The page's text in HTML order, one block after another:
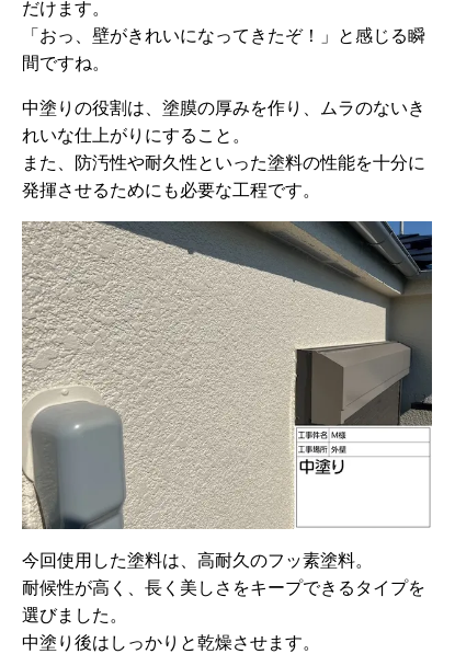
だけます。
「おっ、壁がきれいになってきたぞ！」と感じる瞬
間ですね。
中塗りの役割は、塗膜の厚みを作り、ムラのないき
れいな仕上がりにすること。
また、防汚性や耐久性といった塗料の性能を十分に
発揮させるためにも必要な工程です。
今回使用した塗料は、高耐久のフッ素塗料。
耐候性が高く、長く美しさをキープできるタイプを
選びました。
中塗り後はしっかりと乾燥させます。